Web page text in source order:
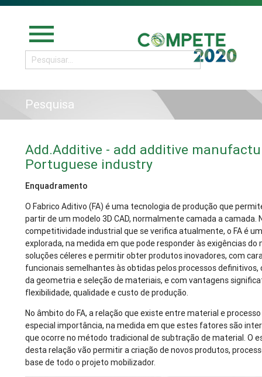
menu
Pesquisa
Add.Additive - add additive
Portuguese industry
Enquadramento
O Fabrico Aditivo (FA) é uma tecnologia de produção que
partir de um modelo 3D CAD, normalmente camada a camada.
competitividade industrial que se verifica atualmente, o FA é
explorada, na medida em que pode responder às exigências
soluções céleres e permitir obter produtos inovadores, com
funcionais semelhantes às obtidas pelos processos definitivos,
da geometria e seleção de materiais, e com vantagens
flexibilidade, qualidade e custo de produção.
No âmbito do FA, a relação que existe entre material e
especial importância, na medida em que estes fatores são
que ocorre no método tradicional de subtração de material. O
desta relação vão permitir a criação de novos produtos,
base de todo o projeto mobilizador.